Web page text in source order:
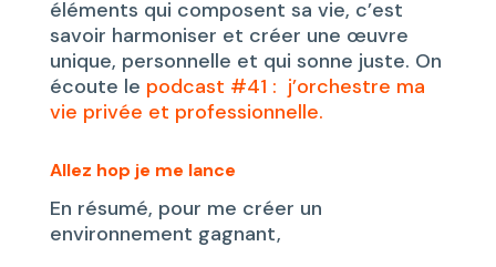
éléments qui composent sa vie, c’est
savoir harmoniser et créer une œuvre
unique, personnelle et qui sonne juste. On
écoute le podcast #41 : j’orchestre ma
vie privée et professionnelle.
Allez hop je me lance
En résumé, pour me créer un
environnement gagnant,